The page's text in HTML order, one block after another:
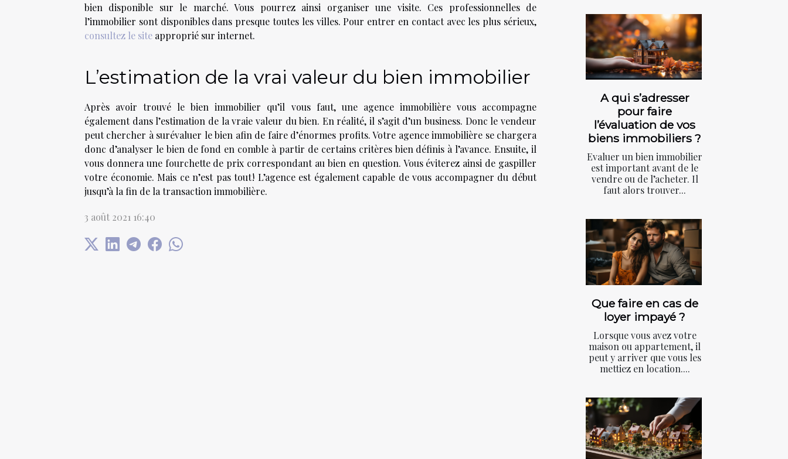
bien disponible sur le marché. Vous pourrez ainsi organiser une visite. Ces professionnelles de
l’immobilier sont disponibles dans presque toutes les villes. Pour entrer en contact avec les plus sérieux,
consultez le site approprié sur internet.
L’estimation de la vrai valeur du bien immobilier
Après avoir trouvé le bien immobilier qu’il vous faut, une agence immobilière vous accompagne
également dans l’estimation de la vraie valeur du bien. En réalité, il s’agit d’un business. Donc le vendeur
peut chercher à surévaluer le bien afin de faire d’énormes profits. Votre agence immobilière se chargera
donc d’analyser le bien de fond en comble à partir de certains critères bien définis à l’avance. Ensuite, il
vous donnera une fourchette de prix correspondant au bien en question. Vous éviterez ainsi de gaspiller
votre économie. Mais ce n’est pas tout ! L’agence est également capable de vous accompagner du début
jusqu’à la fin de la transaction immobilière.
3 août 2021 16:40
A qui s’adresser
pour faire
l’évaluation de vos
biens immobiliers ?
Evaluer un bien immobilier
est important avant de le
vendre ou de l’acheter. Il
faut alors trouver...
Que faire en cas de
loyer impayé ?
Lorsque vous avez votre
maison ou appartement, il
peut y arriver que vous les
mettiez en location....